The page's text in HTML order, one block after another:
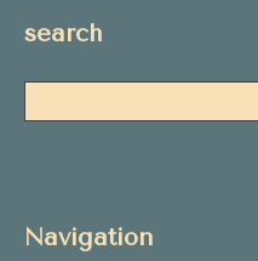
search
Navigation